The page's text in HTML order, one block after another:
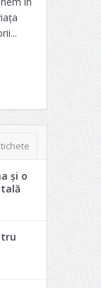
și o